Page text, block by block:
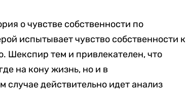
о чувстве собственности по
испытывает чувство собственности к
Шекспир тем и привлекателен, что
на кону жизнь, но и в
случае действительно идет анализ